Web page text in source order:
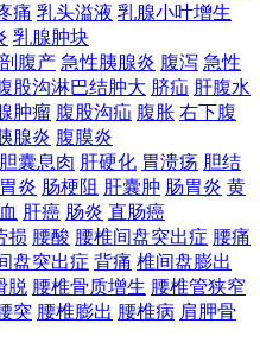
痛 乳头溢液 乳腺小叶增生
乳腺肿块
剖腹产 急性胰腺炎 腹泻 急性
股沟淋巴结肿大 脐疝 肝腹水
肿瘤 腹股沟疝 腹胀 右下腹
腺炎 腹膜炎
胆囊息肉 肝硬化 胃溃疡 胆结
炎 肠梗阻 肝囊肿 肠胃炎 黄
肝癌 肠炎 直肠癌
损 腰酸 腰椎间盘突出症 腰痛
盘突出症 背痛 椎间盘膨出
脱 腰椎骨质增生 腰椎管狭窄
突 腰椎膨出 腰椎病 肩胛骨